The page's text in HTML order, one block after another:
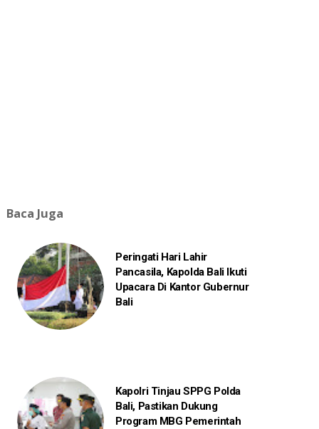
Baca Juga
Peringati Hari Lahir
Pancasila, Kapolda Bali Ikuti
Upacara Di Kantor Gubernur
Bali
Kapolri Tinjau SPPG Polda
Bali, Pastikan Dukung
Program MBG Pemerintah